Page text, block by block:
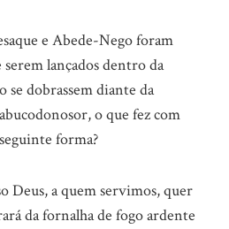
e Abede-Nego foram
serem lançados dentro da
se dobrassem diante da
o que fez com
forma?
Deus, a quem servimos, quer
da fornalha de fogo ardente